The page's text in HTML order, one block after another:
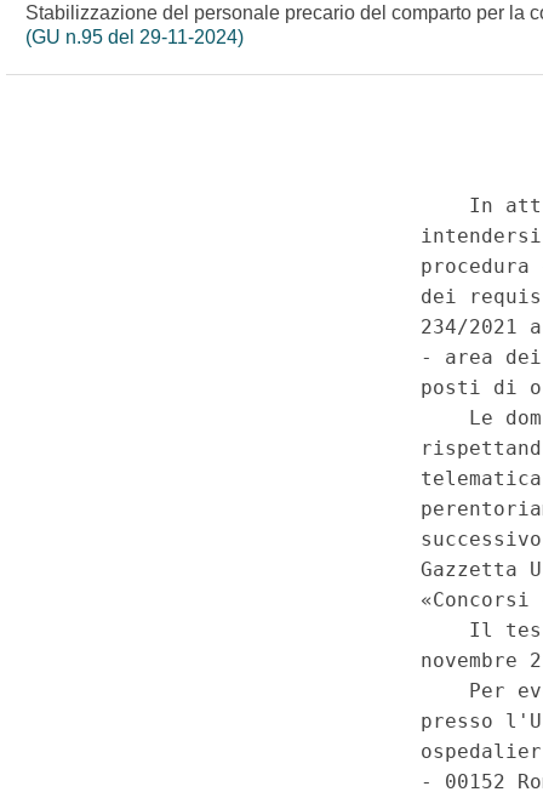
Stabilizzazione del personale precario del comparto per la
(GU n.95 del 29-11-2024)